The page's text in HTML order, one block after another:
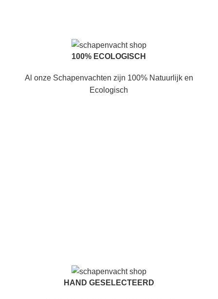
100% ECOLOGISCH
Al onze Schapenvachten zijn 100% Natuurlijk en
Ecologisch
HAND GESELECTEERD